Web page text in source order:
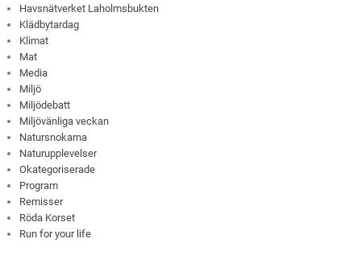
Havsnätverket Laholmsbukten
Klädbytardag
Klimat
Mat
Media
Miljö
Miljödebatt
Miljövänliga veckan
Natursnokarna
Naturupplevelser
Okategoriserade
Program
Remisser
Röda Korset
Run for your life